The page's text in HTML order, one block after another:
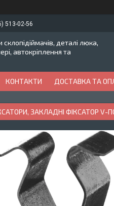
513-02-56
деталі люка,
автокріплення та
КОНТАКТИ ДОСТАВКА ТА
ЗАКЛАДНІ ФІКСАТОР V-